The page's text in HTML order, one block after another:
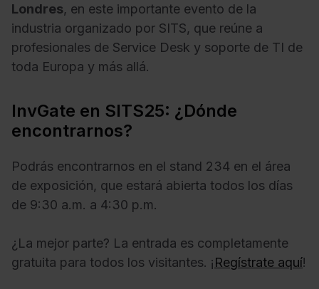
Londres, en este importante evento de la
industria organizado por SITS, que reúne a
profesionales de Service Desk y soporte de TI de
toda Europa y más allá.
InvGate en SITS25: ¿Dónde
encontrarnos?
Podrás encontrarnos en el stand 234 en el área
de exposición, que estará abierta todos los días
de 9:30 a.m. a 4:30 p.m.
¿La mejor parte? La entrada es completamente
gratuita para todos los visitantes. ¡Regístrate aquí!